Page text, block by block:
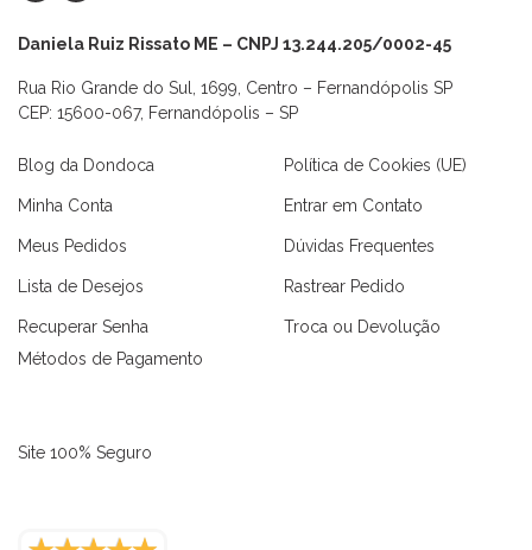
Daniela Ruiz Rissato ME – CNPJ 13.244.205/0002-45
Rua Rio Grande do Sul, 1699, Centro – Fernandópolis SP
CEP: 15600-067, Fernandópolis – SP
Blog da Dondoca
Minha Conta
Meus Pedidos
Lista de Desejos
Recuperar Senha
Política de Cookies (UE)
Entrar em Contato
Dúvidas Frequentes
Rastrear Pedido
Troca ou Devolução
Métodos de Pagamento
Site 100% Seguro